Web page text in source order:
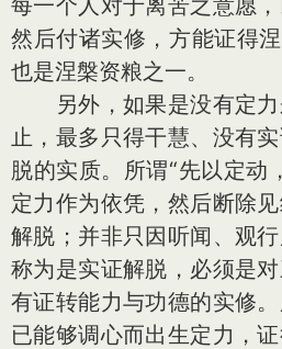
每一个人对于离苦之意愿
然后付诸实修，方能证得
也是涅槃资粮之一。
另外，如果是没有定力
止，最多只得干慧、没有
脱的实质。所谓“先以定动
定力作为依凭，然后断除
解脱；并非只因听闻、观
称为是实证解脱，必须是
有证转能力与功德的实修
已能够调心而出生定力，